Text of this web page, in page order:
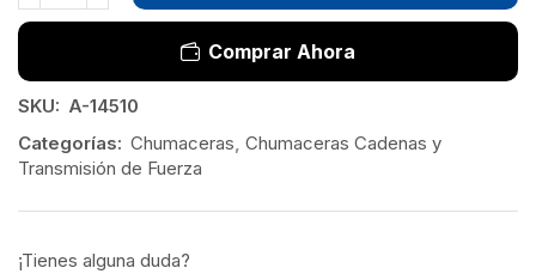
Comprar Ahora
SKU: A-14510
Categorías: Chumaceras, Chumaceras Cadenas y
Transmisión de Fuerza
¡Tienes alguna duda?